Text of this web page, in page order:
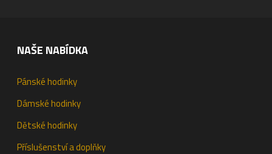
NAŠE NABÍDKA
Pánské hodinky
Dámské hodinky
Dětské hodinky
Příslušenství a doplňky